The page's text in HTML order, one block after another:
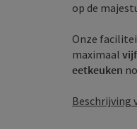
op de
Onze
maximaal
eetkeuken
Beschrijving